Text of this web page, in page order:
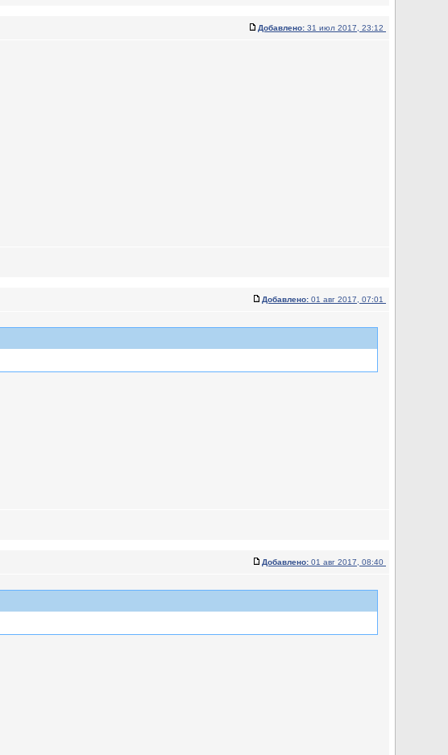
Добавлено: 31 июл 2017, 23:12
Добавлено: 01 авг 2017, 07:01
Добавлено: 01 авг 2017, 08:40